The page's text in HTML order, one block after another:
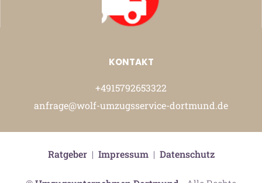
KONTAKT
+4915792653322
anfrage@wolf-umzugsservice-dortmund.de
Ratgeber| Impressum| Datenschutz